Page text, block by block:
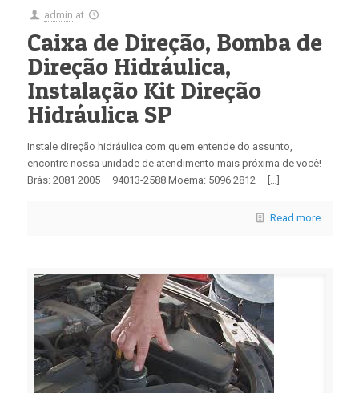
admin at
Caixa de Direção, Bomba de
Direção Hidráulica,
Instalação Kit Direção
Hidráulica SP
Instale direção hidráulica com quem entende do assunto,
encontre nossa unidade de atendimento mais próxima de você!
Brás: 2081 2005 – 94013-2588 Moema: 5096 2812 – […]
Read more